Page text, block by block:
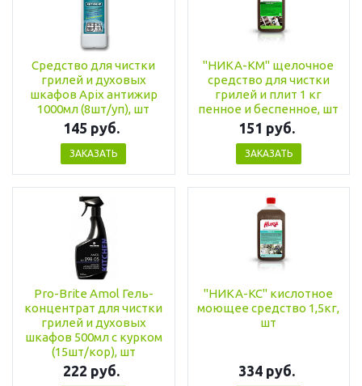
Средство для чистки
грилей и духовых
шкафов Apix антижир
1000мл (8шт/уп), шт
145 руб.
ЗАКАЗАТЬ
"НИКА-КМ" щелочное
средство для чистки
грилей и плит 1 кг
пенное и беспенное, шт
151 руб.
ЗАКАЗАТЬ
Pro-Brite Amol Гель-
концентрат для чистки
грилей и духовых
шкафов 500мл с курком
(15шт/кор), шт
222 руб.
"НИКА-КС" кислотное
моющее средство 1,5кг,
шт
334 руб.